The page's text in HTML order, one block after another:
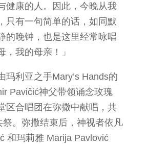
健康的人。因此，今晚从我
只有一句简单的话，如同默
的晚钟，也是这里经常咏唱
，我的母亲！」
玛利亚之手Mary’s Hands的
Pavičić神父带领诵念玫瑰
区合唱团在弥撒中献唱，共
。弥撒结束后，神视者依凡
和玛莉雅 Marija Pavlović